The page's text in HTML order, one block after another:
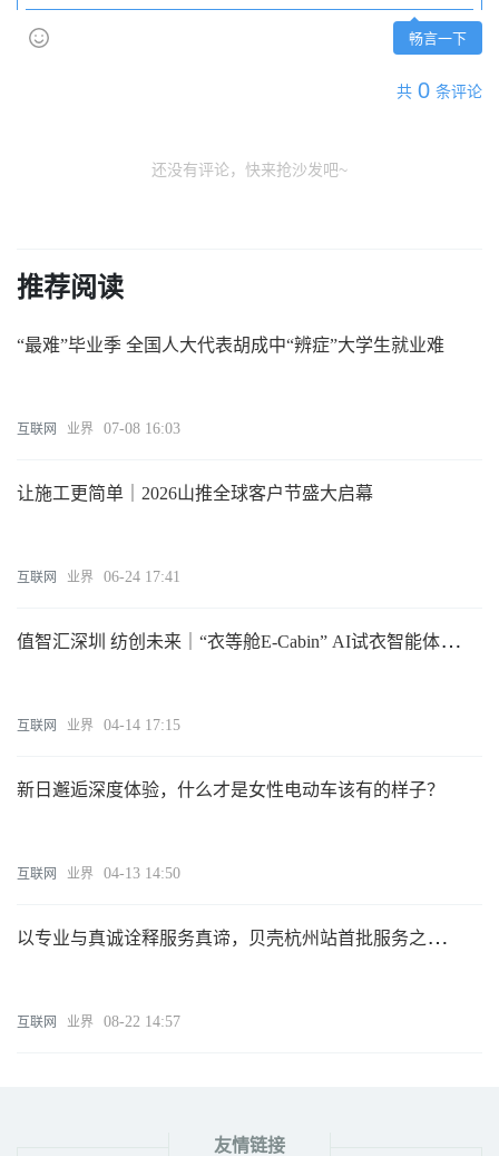
畅言一下
共 0 条评论
还没有评论，快来抢沙发吧~
推荐阅读
“最难”毕业季 全国人大代表胡成中“辨症”大学生就业难
互联网 业界 07-08 16:03
让施工更简单｜2026山推全球客户节盛大启幕
互联网 业界 06-24 17:41
值智汇深圳 纺创未来｜“衣等舱E-Cabin” AI试衣智能体亮
互联网 业界 04-14 17:15
新日邂逅深度体验，什么才是女性电动车该有的样子？
互联网 业界 04-13 14:50
以专业与真诚诠释服务真谛，贝壳杭州站首批服务之星闪
互联网 业界 08-22 14:57
友情链接